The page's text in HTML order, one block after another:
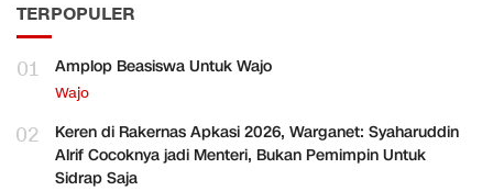
TERPOPULER
01 Amplop Beasiswa Untuk Wajo
Wajo
02
Keren di Rakernas Apkasi 2026, Warganet: Syaharuddin
Alrif Cocoknya jadi Menteri, Bukan Pemimpin Untuk
Sidrap Saja